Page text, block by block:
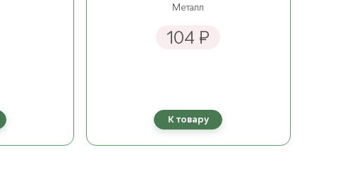
Металл
104 ₽
К товару